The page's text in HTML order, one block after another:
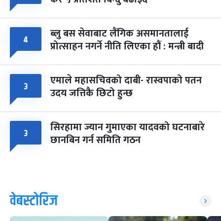
४ ब्लु बस सेवाबाट लैंगिक असमानतालाई
प्रोत्साहन नगर्ने नीति लिएका हौं : मन्त्री बादी
३ एमाले महासचिवको दाबी- रास्वपाको पतन
उदय जत्तिकै छिटो हुन्छ
३ सिरहामा ज्यान गुमाएका यादवको घटनाबारे
छानबिन गर्न समिति गठन
वेबस्टोरिज